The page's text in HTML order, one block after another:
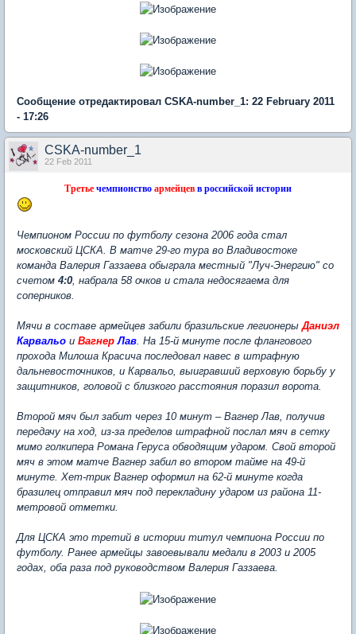
Сообщение отредактировал CSKA-number_1: 22 February 2011
- 17:26
CSKA-number_1
22 Feb 2011
Третье чемпионство армейцев в российской истории
Чемпионом России по футболу сезона 2006 года стал
московский ЦСКА. В матче 29-го тура во Владивостоке
команда Валерия Газзаева обыграла местный "Луч-Энергию" со
счетом 4:0, набрала 58 очков и стала недосягаема для
соперников.
Мячи в составе армейцев забили бразильские легионерыДаниэл
Карвальо и Вагнер Лав. На 15-й минуте после флангового
прохода Милоша Красича последовал навес в штрафную
дальневосточников, и Карвальо, выигравший верховую борьбу у
защитников, головой с близкого расстояния поразил ворота.
Второй мяч был забит через 10 минут – Вагнер Лав, получив
передачу на ход, из-за пределов штрафной послал мяч в сетку
мимо голкипера Романа Геруса обводящим ударом. Свой второй
мяч в этом матче Вагнер забил во втором тайме на 49-й
минуте. Хет-трик Вагнер оформил на 62-й минуте когда
бразилец отправил мяч под перекладину ударом из района 11-
метровой отметки.
Для ЦСКА это третий в истории титул чемпиона России по
футболу. Ранее армейцы завоевывали медали в 2003 и 2005
годах, оба раза под руководством Валерия Газзаева.